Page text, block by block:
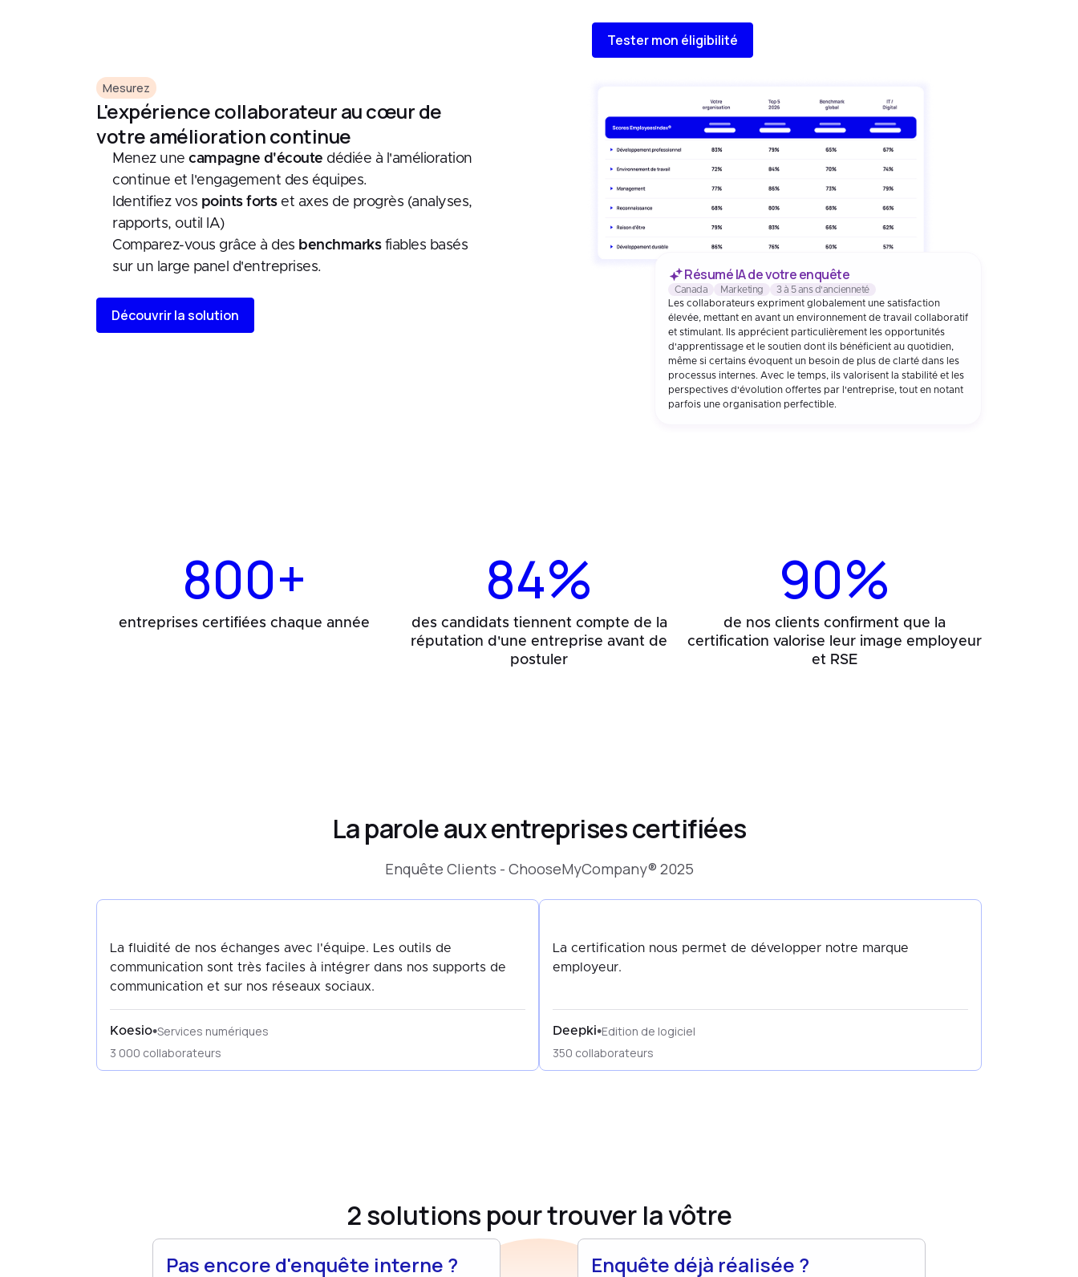
Tester mon éligibilité
Mesurez
L'expérience collaborateur au cœur de
votre amélioration continue
Menez une campagne d'écoute dédiée à l'amélioration
continue et l'engagement des équipes.
Identifiez vos points fortset axes de progrès (analyses,
rapports, outil IA)
Comparez-vous grâce à des benchmarksfiables basés
sur un large panel d'entreprises.
Résumé IA de votre enquête
Canada Marketing
3 à 5 ans d'ancienneté
Les collaborateurs expriment globalement une satisfaction
élevée, mettant en avant un environnement de travail collaboratif
et stimulant. Ils apprécient particulièrement les opportunités
d'apprentissage et le soutien dont ils bénéficient au quotidien,
même si certains évoquent un besoin de plus de clarté dans les
processus internes. Avec le temps, ils valorisent la stabilité et les
perspectives d'évolution offertes par l'entreprise, tout en notant
parfois une organisation perfectible.
Découvrir la solution
800+
entreprises certifiées chaque année
84%
des candidats tiennent compte de la
réputation d'une entreprise avant de
postuler
90%
de nos clients confirment que la
certification valorise leur image employeur
et RSE
La parole aux entreprises certifiées
Enquête Clients - ChooseMyCompany® 2025
La fluidité de nos échanges avec l'équipe. Les outils de
communication sont très faciles à intégrer dans nos supports de
communication et sur nos réseaux sociaux.
Koesio•Services numériques
3 000 collaborateurs
La certification nous permet de développer notre marque
employeur.
Deepki•Edition de logiciel
350 collaborateurs
2 solutions pour trouver la vôtre
Pas encore d'enquête interne ? Enquête déjà réalisée ?